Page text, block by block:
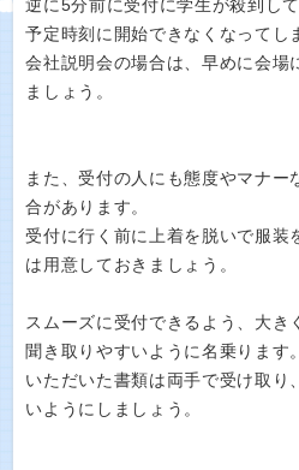
逆に5分前に受付に学生が殺到して
予定時刻に開始できなくなってし
会社説明会の場合は、早めに会場
ましょう。
また、受付の人にも態度やマナー
合があります。
受付に行く前に上着を脱いで服装
は用意しておきましょう。
スムーズに受付できるよう、大き
聞き取りやすいように名乗ります。
いただいた書類は両手で受け取り
いようにしましょう。